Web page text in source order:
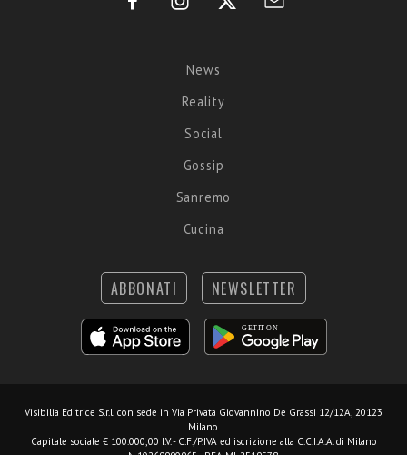
News
Reality
Social
Gossip
Sanremo
Cucina
ABBONATI NEWSLETTER
Visibilia Editrice S.r.l. con sede in Via Privata Giovannino De Grassi 12/12A, 20123
Milano.
Capitale sociale € 100.000,00 I.V. - C.F./P.IVA ed iscrizione alla C.C.I.A.A. di Milano